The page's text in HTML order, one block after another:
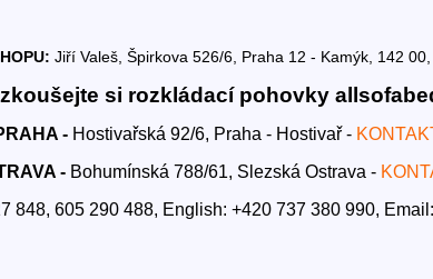
Jiří Valeš, Špirkova 526/6, Praha 12 - Kamýk, 142
si rozkládací pohovky
- Hostivařská 92/6, Praha - Hostivař -
- Bohumínská 788/61, Slezská Ostrava -
848, 605 290 488, English: +420 737 380 990, Email: